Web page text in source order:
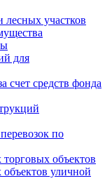
участков
для
счет средств фонда
по
объектов
уличной